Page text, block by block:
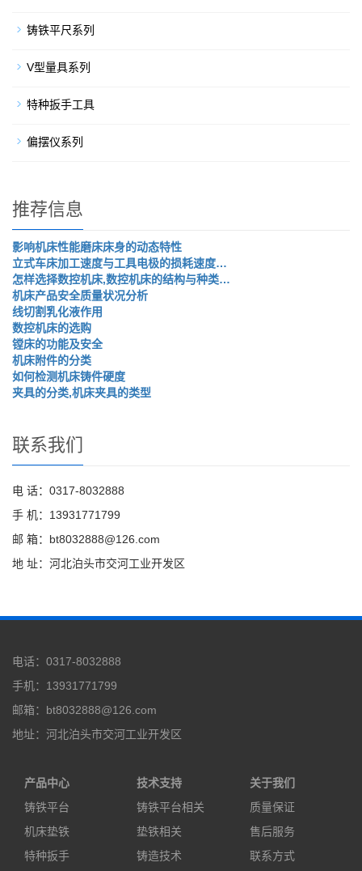
铸铁平尺系列
V型量具系列
特种扳手工具
偏摆仪系列
推荐信息
影响机床性能磨床床身的动态特性
立式车床加工速度与工具电极的损耗速度…
怎样选择数控机床,数控机床的结构与种类…
机床产品安全质量状况分析
线切割乳化液作用
数控机床的选购
镗床的功能及安全
机床附件的分类
如何检测机床铸件硬度
夹具的分类,机床夹具的类型
联系我们
电 话：0317-8032888
手 机：13931771799
邮 箱：bt8032888@126.com
地 址：河北泊头市交河工业开发区
电话：0317-8032888
手机：13931771799
邮箱：bt8032888@126.com
地址：河北泊头市交河工业开发区
产品中心
铸铁平台
机床垫铁
特种扳手
技术支持
铸铁平台相关
垫铁相关
铸造技术
关于我们
质量保证
售后服务
联系方式